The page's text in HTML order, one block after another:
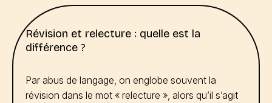
Révision et relecture : quelle est la
différence ?
Par abus de langage, on englobe souvent la
révision dans le mot « relecture », alors qu’il s’agit